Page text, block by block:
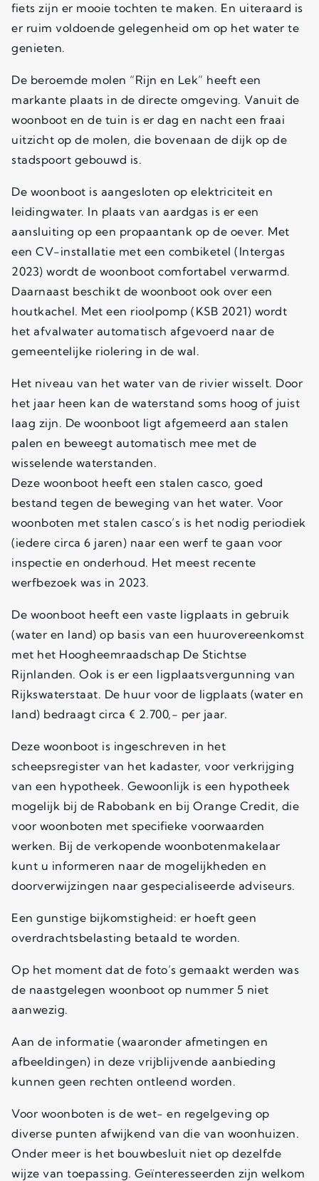
fiets zijn er mooie tochten te maken. En uiteraard is
er ruim voldoende gelegenheid om op het water te
genieten.
De beroemde molen “Rijn en Lek” heeft een
markante plaats in de directe omgeving. Vanuit de
woonboot en de tuin is er dag en nacht een fraai
uitzicht op de molen, die bovenaan de dijk op de
stadspoort gebouwd is.
De woonboot is aangesloten op elektriciteit en
leidingwater. In plaats van aardgas is er een
aansluiting op een propaantank op de oever. Met
een CV-installatie met een combiketel (Intergas
2023) wordt de woonboot comfortabel verwarmd.
Daarnaast beschikt de woonboot ook over een
houtkachel. Met een rioolpomp (KSB 2021) wordt
het afvalwater automatisch afgevoerd naar de
gemeentelijke riolering in de wal.
Het niveau van het water van de rivier wisselt. Door
het jaar heen kan de waterstand soms hoog of juist
laag zijn. De woonboot ligt afgemeerd aan stalen
palen en beweegt automatisch mee met de
wisselende waterstanden.
Deze woonboot heeft een stalen casco, goed
bestand tegen de beweging van het water. Voor
woonboten met stalen casco’s is het nodig periodiek
(iedere circa 6 jaren) naar een werf te gaan voor
inspectie en onderhoud. Het meest recente
werfbezoek was in 2023.
De woonboot heeft een vaste ligplaats in gebruik
(water en land) op basis van een huurovereenkomst
met het Hoogheemraadschap De Stichtse
Rijnlanden. Ook is er een ligplaatsvergunning van
Rijkswaterstaat. De huur voor de ligplaats (water en
land) bedraagt circa € 2.700,- per jaar.
Deze woonboot is ingeschreven in het
scheepsregister van het kadaster, voor verkrijging
van een hypotheek. Gewoonlijk is een hypotheek
mogelijk bij de Rabobank en bij Orange Credit, die
voor woonboten met specifieke voorwaarden
werken. Bij de verkopende woonbotenmakelaar
kunt u informeren naar de mogelijkheden en
doorverwijzingen naar gespecialiseerde adviseurs.
Een gunstige bijkomstigheid: er hoeft geen
overdrachtsbelasting betaald te worden.
Op het moment dat de foto’s gemaakt werden was
de naastgelegen woonboot op nummer 5 niet
aanwezig.
Aan de informatie (waaronder afmetingen en
afbeeldingen) in deze vrijblijvende aanbieding
kunnen geen rechten ontleend worden.
Voor woonboten is de wet- en regelgeving op
diverse punten afwijkend van die van woonhuizen.
Onder meer is het bouwbesluit niet op dezelfde
wijze van toepassing. Geïnteresseerden zijn welkom